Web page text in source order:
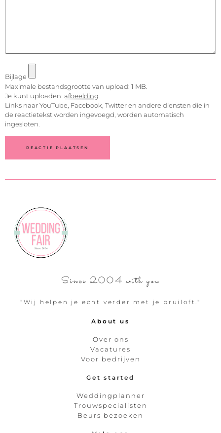
Bijlage
Maximale bestandsgrootte van upload: 1 MB.
Je kunt uploaden: afbeelding
Links naar YouTube, Facebook, Twitter en andere diensten die in
de reactietekst worden ingevoegd, worden automatisch
ingesloten.
Since 2004 with you
"Wij helpen je echt verder met je bruiloft."
About us
Over ons
Vacatures
Voor bedrijven
Get started
Weddingplanner
Trouwspecialisten
Beurs bezoeken